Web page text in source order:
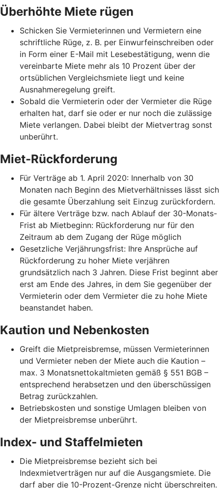
Überhöhte Miete rügen
Schicken Sie Vermieterinnen und Vermietern eine
schriftliche Rüge, z. B. per Einwurfeinschreiben oder
in Form einer E-Mail mit Lesebestätigung, wenn die
vereinbarte Miete mehr als 10 Prozent über der
ortsüblichen Vergleichsmiete liegt und keine
Ausnahmeregelung greift.
Sobald die Vermieterin oder der Vermieter die Rüge
erhalten hat, darf sie oder er nur noch die zulässige
Miete verlangen. Dabei bleibt der Mietvertrag sonst
unberührt.
Miet-Rückforderung
Für Verträge ab 1. April 2020: Innerhalb von 30
Monaten nach Beginn des Mietverhältnisses lässt sich
die gesamte Überzahlung seit Einzug zurückfordern.
Für ältere Verträge bzw. nach Ablauf der 30-Monats-
Frist ab Mietbeginn: Rückforderung nur für den
Zeitraum ab dem Zugang der Rüge möglich
Gesetzliche Verjährungsfrist: Ihre Ansprüche auf
Rückforderung zu hoher Miete verjähren
grundsätzlich nach 3 Jahren. Diese Frist beginnt aber
erst am Ende des Jahres, in dem Sie gegenüber der
Vermieterin oder dem Vermieter die zu hohe Miete
beanstandet haben.
Kaution und Nebenkosten
Greift die Mietpreisbremse, müssen Vermieterinnen
und Vermieter neben der Miete auch die Kaution –
max. 3 Monatsnettokaltmieten gemäß § 551 BGB –
entsprechend herabsetzen und den überschüssigen
Betrag zurückzahlen.
Betriebskosten und sonstige Umlagen bleiben von
der Mietpreisbremse unberührt.
Index- und Staffelmieten
Die Mietpreisbremse bezieht sich bei
Indexmietverträgen nur auf die Ausgangsmiete. Die
darf aber die 10-Prozent-Grenze nicht überschreiten.